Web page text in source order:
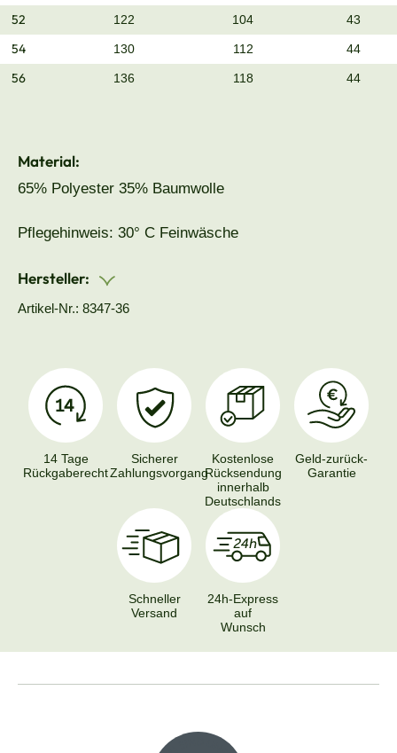
52 122 104 43
54 130 112 44
56 136 118 44
Material:
65% Polyester 35% Baumwolle
Pflegehinweis: 30° C Feinwäsche
Hersteller:
Artikel-Nr.: 8347-36
14 Tage
Rückgaberecht
Sicherer
Zahlungsvorgang
Kostenlose
Rücksendung
innerhalb
Deutschlands
Geld-zurück-
Garantie
Schneller
Versand
24h-Express
auf
Wunsch